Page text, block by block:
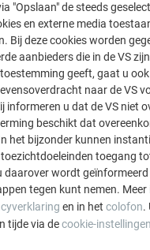
BEKIJKEN
"Opslaan" de steeds
en externe media
Bij deze cookies worden
aanbieders die in de VS
geeft, gaat u
naar de VS
informeren u dat de VS niet
beschikt dat
het bijzonder kunnen
toegang
daarover wordt
tegen kunt nemen.
en in het colofon.
tijde via decookie-instellingen